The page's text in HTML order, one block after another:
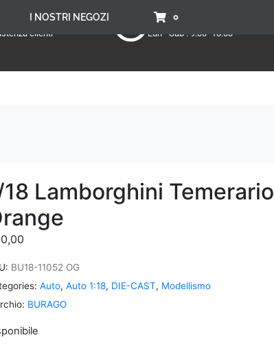
059 650 005
clienti
Mattino:
Lun - Sab : 9:00 -13:00
I NOSTRI NEGOZI 0
18 Lamborghini
BU18-11052 OG
Auto, Auto 1:18, DIE-CAST, Modellismo
BURAGO